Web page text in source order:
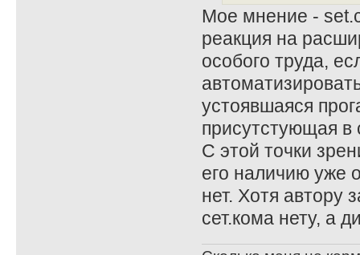
Мое мнение -
реакция на
особого труда,
устоявшаяся
присутстующая в
С этой точки
его наличию уже
нет. Хотя автору
сет.кома нету, а